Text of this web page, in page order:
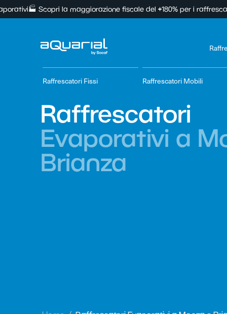
la maggiorazione fiscale del +180% per i raffrescatori
Raffrescatori Fissi Raffrescatori Mobili
Raffrescatori
Evaporativi a
Brianza